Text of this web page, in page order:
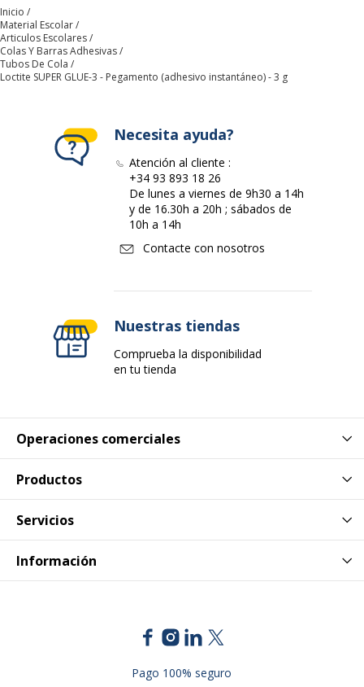
Datos de identificación
Datos de identificación
Código de barras maestro
Referencia del fabricante 9H 1598811
Dimensiones y peso
Dimensiones y peso
Inicio
Material Escolar
Articulos Escolares
Colas Y Barras Adhesivas
Tubos De Cola
Loctite SUPER GLUE-3 - Pegamento (adhesivo instantáneo) - 3 g
Operaciones comerciales
Productos
Servicios
Información
Necesita ayuda?
Atención al cliente :
+34 93 893 18 26
De lunes a viernes de 9h30 a 14h
y de 16.30h a 20h ; sábados de
10h a 14h
Contacte con nosotros
Nuestras tiendas
Comprueba la disponibilidad
en tu tienda
Pago 100% seguro